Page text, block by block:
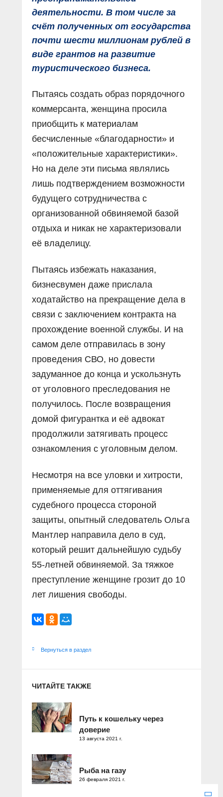
деятельности. В том числе за
счёт полученных от государства
почти шести миллионам рублей в
виде грантов на развитие
туристического бизнеса.
Пытаясь создать образ порядочного
коммерсанта, женщина просила
приобщить к материалам
бесчисленные «благодарности» и
«положительные характеристики».
Но на деле эти письма являлись
лишь подтверждением возможности
будущего сотрудничества с
организованной обвиняемой базой
отдыха и никак не характеризовали
её владелицу.
Пытаясь избежать наказания,
бизнесвумен даже прислала
ходатайство на прекращение дела в
связи с заключением контракта на
прохождение военной службы. И на
самом деле отправилась в зону
проведения СВО, но довести
задуманное до конца и ускользнуть
от уголовного преследования не
получилось. После возвращения
домой фигурантка и её адвокат
продолжили затягивать процесс
ознакомления с уголовным делом.
Несмотря на все уловки и хитрости,
применяемые для оттягивания
судебного процесса стороной
защиты, опытный следователь Ольга
Мантлер направила дело в суд,
который решит дальнейшую судьбу
55-летней обвиняемой. За тяжкое
преступление женщине грозит до 10
лет лишения свободы.
Вернуться в раздел
ЧИТАЙТЕ ТАКЖЕ
Путь к кошельку через
доверие
13 августа 2021 г.
Рыба на газу
26 февраля 2021 г.